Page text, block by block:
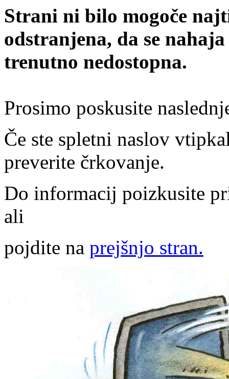
Strani ni bilo mogoče
odstranjena, da se
trenutno nedostopna.
Prosimo poskusite
Če ste spletni naslov
preverite črkovanje.
Do informacij poizkusite
ali
pojdite na prejšnjo stran.